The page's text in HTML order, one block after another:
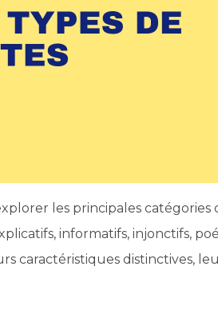
les principales catégories
informatifs, injonctifs,
caractéristiques distinctives,